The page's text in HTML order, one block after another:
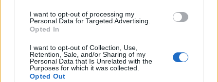
I want to opt-out of processing my
Personal Data for Targeted Advertising.
Opted In
I want to opt-out of Collection, Use,
Retention, Sale, and/or Sharing of my
Personal Data that Is Unrelated with the
Purposes for which it was collected.
Opted Out